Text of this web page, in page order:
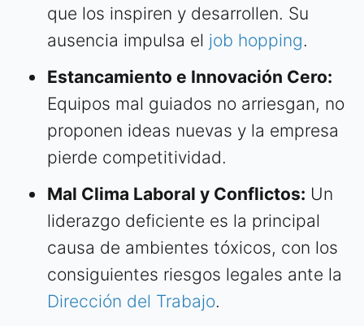
que los inspiren y desarrollen. Su
ausencia impulsa el job hopping.
Estancamiento e Innovación Cero:
Equipos mal guiados no arriesgan, no
proponen ideas nuevas y la empresa
pierde competitividad.
Mal Clima Laboral y Conflictos: Un
liderazgo deficiente es la principal
causa de ambientes tóxicos, con los
consiguientes riesgos legales ante la
Dirección del Trabajo.